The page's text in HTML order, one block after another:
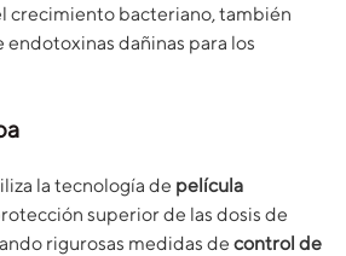
crecimiento bacteriano, también
dañinas para los
la tecnología de película
superior de las dosis de
rigurosas medidas de control de